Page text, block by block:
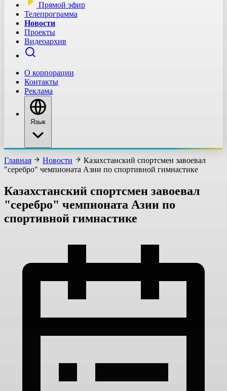
Прямой эфир
Телепрограмма
Новости
Проекты
Видеоархив
О корпорации
Контакты
Реклама
Язык
Главная Новости
Казахстанский спортсмен завоевал
"серебро" чемпионата Азии по спортивной гимнастике
Казахстанский спортсмен завоевал
"серебро" чемпионата Азии по
спортивной гимнастике